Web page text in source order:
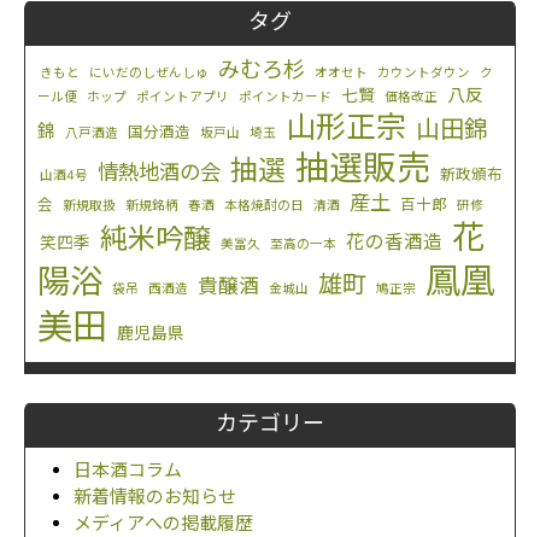
タグ
きもと にいだのしぜんしゅ みむろ杉 オオセト カウントダウン
ク
ール便
ホップ ポイントアプリ ポイントカード 七賢 価格改正
八反
錦
八戸酒造 国分酒造 坂戸山 埼玉 山形正宗 山田錦
山酒4号 情熱地酒の会 抽選 抽選販売 新政頒布
会
新規取扱 新規銘柄 春酒 本格焼酎の日 清酒 産土 百十郎 研修
笑四季 純米吟醸 美冨久 至高の一本 花の香酒造 花
陽浴
袋吊 西酒造 貴醸酒 金城山 雄町 鳩正宗
鳳凰
美田
鹿児島県
カテゴリー
日本酒コラム
新着情報のお知らせ
メディアへの掲載履歴